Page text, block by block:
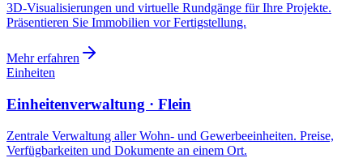
3D-Visualisierungen und virtuelle Rundgänge für Ihre Projekte.
Präsentieren Sie Immobilien vor Fertigstellung.
Mehr erfahren
Einheiten
Einheitenverwaltung · Flein
Zentrale Verwaltung aller Wohn- und Gewerbeeinheiten. Preise,
Verfügbarkeiten und Dokumente an einem Ort.